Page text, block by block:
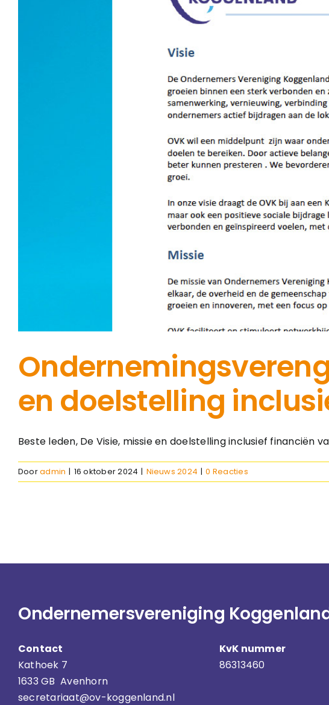
en doelstelling
Beste leden, De Visie, missie en doelstelling inclusief financiën
Dooradmin | 16 oktober 2024 | Nieuws 2024 | 0 Reacties
Ondernemersvereniging
Contact
Kathoek 7
1633 GB Avenhorn
secretariaat@ov-koggenland.nl
KvK nummer
86313460